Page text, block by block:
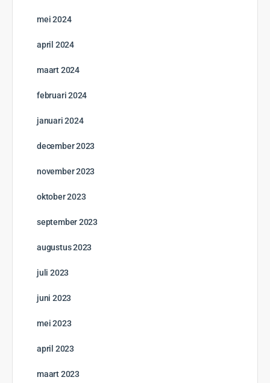
mei 2024
april 2024
maart 2024
februari 2024
januari 2024
december 2023
november 2023
oktober 2023
september 2023
augustus 2023
juli 2023
juni 2023
mei 2023
april 2023
maart 2023